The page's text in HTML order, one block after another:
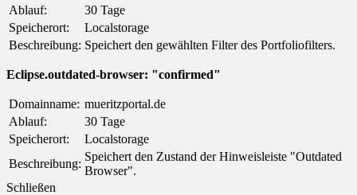
Ablauf:
30 Tage
Speicherort:
Localstorage
Beschreibung: Speichert den gewählten Filter des Portfoliofilters.
Eclipse.outdated-browser: "confirmed"
Domainname: mueritzportal.de
Ablauf:
30 Tage
Speicherort:
Localstorage
Beschreibung:
Speichert den Zustand der Hinweisleiste "Outdated
Browser".
Schließen